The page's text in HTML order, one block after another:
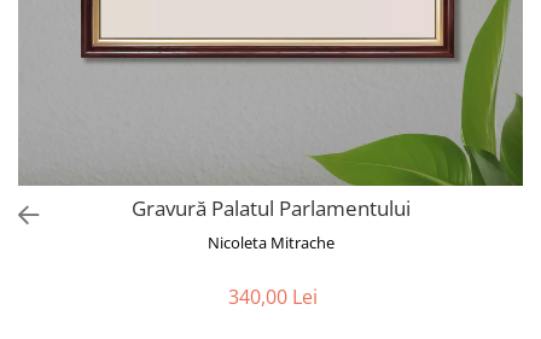
Gravură Palatul Parlamentului
Nicoleta Mitrache
340,00 Lei